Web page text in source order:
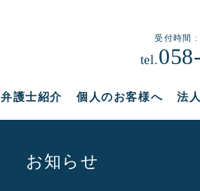
受付時間
tel.
弁護士紹介 個人のお客様へ 法
お知らせ